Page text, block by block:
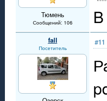
Тюмень
Сообщений: 106
fall
Посетитель
#11